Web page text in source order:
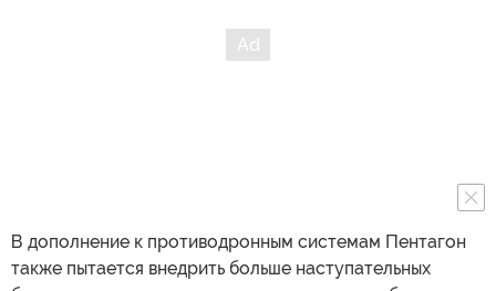
В дополнение к противодронным системам Пентагон
также пытается внедрить больше наступательных